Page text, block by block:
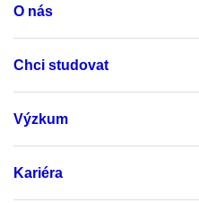
O nás
Chci studovat
Výzkum
Kariéra